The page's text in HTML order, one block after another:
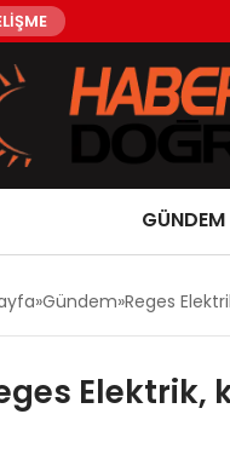
GÜNDEM
Gündem Reges
Elektrik,